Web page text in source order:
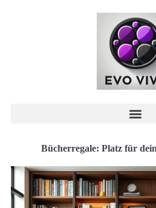
Bücherregale: Platz für